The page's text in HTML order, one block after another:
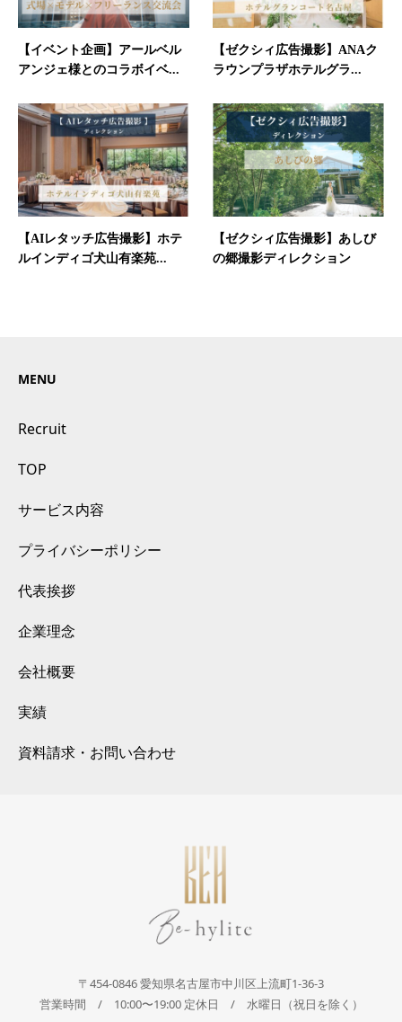
【イベント企画】アールベル
アンジェ様とのコラボイベ...
【ゼクシィ広告撮影】ANAク
ラウンプラザホテルグラ...
【AIレタッチ広告撮影】ホテ
ルインディゴ犬山有楽苑...
【ゼクシィ広告撮影】あしび
の郷撮影ディレクション
MENU
Recruit
TOP
サービス内容
プライバシーポリシー
代表挨拶
企業理念
会社概要
実績
資料請求・お問い合わせ
〒454-0846 愛知県名古屋市中川区上流町1-36-3
営業時間 / 10:00〜19:00 定休日 / 水曜日（祝日を除く）